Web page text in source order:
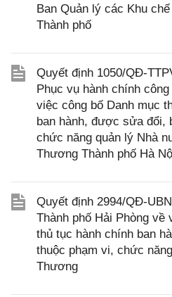
Ban Quản lý các Khu
Thành phố
Quyết định 1050/QĐ-
Phục vụ hành chính
việc công bố Danh mục
ban hành, được sửa đổi,
chức năng quản lý Nhà
Thương Thành phố Hà
Quyết định 2994/QĐ-
Thành phố Hải Phòng về
thủ tục hành chính ban
thuộc phạm vi, chức
Thương